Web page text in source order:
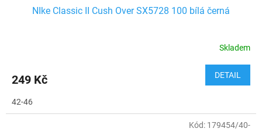
NIke Classic II Cush Over SX5728 100 bílá černá
Skladem
249 Kč DETAIL
42-46
Kód: 179454/40-